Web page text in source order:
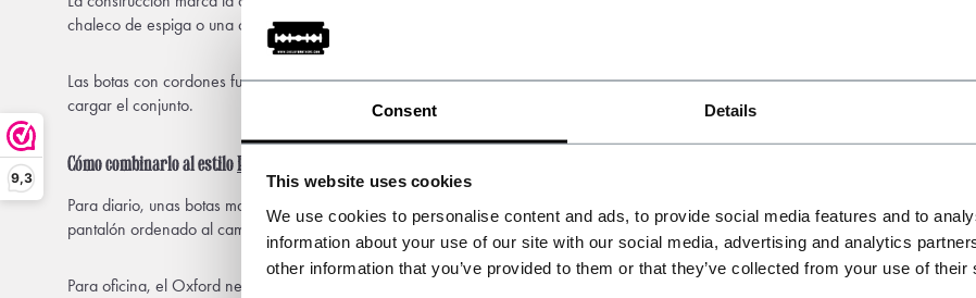
Consent Details
This website uses cookies
We use cookies to personalise content and ads, to provide social media features and to
information about your use of our site with our social media, advertising and analytics
other information that you’ve provided to them or that they’ve collected from your use of their
9,3
chaleco de espiga o una chaqueta en tweed, conviene que el zapato mantenga un dibujo limpio y una proporción medida.
Las botas con cordones funcionan especialmente bien conabrigoslargos, como un Chesterfield de lana o un ulster de paño pesado.
cargar el conjunto.
Cómo combinarlo al estiloPeaky Blinders
Para diario, unas botas marrón oscuro con traje de tres piezas en tweed espiga gris, camisa blanca de cuello rígido y gorra newsboy
pantalón ordenado al caminar y el grano del cuero conversa con el tweed sin competir.
Para oficina, el Oxford negro aporta formalidad sobria con un traje azul marino en lana merino, corbata de seda con microdibujo y